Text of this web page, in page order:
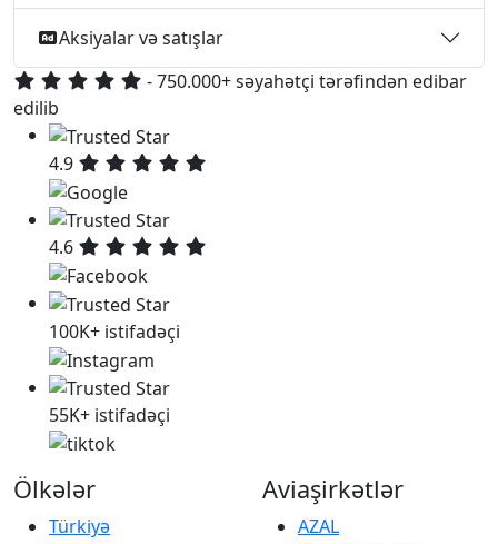
Aksiyalar və satışlar
- 750.000+ səyahətçi tərəfindən edibar
edilib
4.9
4.6
100K+ istifadəçi
55K+ istifadəçi
Ölkələr
Türkiyə
Aviaşirkətlər
AZAL